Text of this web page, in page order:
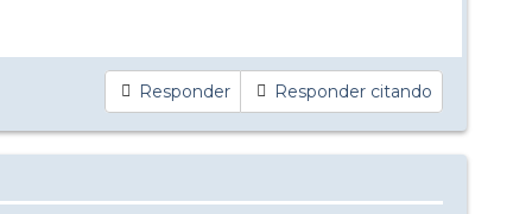
Responder Responder citando